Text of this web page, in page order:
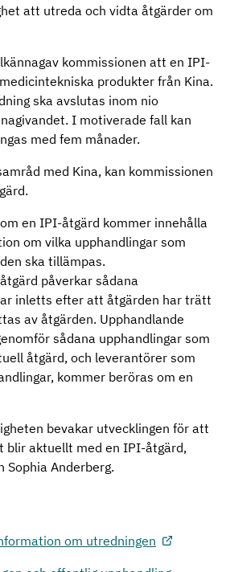
att utreda och vidta åtgärder om
kommissionen att en IPI-
produkter från Kina.
ska avslutas inom nio
I motiverade fall kan
med fem månader.
med Kina, kan kommissionen
en IPI-åtgärd kommer innehålla
om vilka upphandlingar som
ska tillämpas.
påverkar sådana
inletts efter att åtgärden har trätt
av åtgärden. Upphandlande
sådana upphandlingar som
åtgärd, och leverantörer som
kommer beröras om en
bevakar utvecklingen för att
blir aktuellt med en IPI-åtgärd,
Sophia Anderberg.
om utredningen